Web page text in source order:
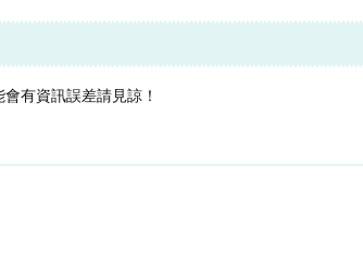
有資訊誤差請見諒！